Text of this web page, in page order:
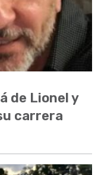
de Lionel y
carrera